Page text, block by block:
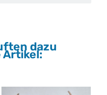
dazu
Artikel: